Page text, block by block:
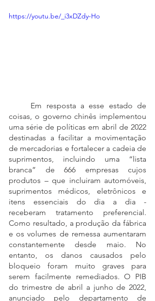
https://youtu.be/_i3xDZdy-Ho
coisas, o governo chinês implementou
uma série de políticas em abril de 2022
destinadas a facilitar a movimentação
de mercadorias e fortalecer a cadeia de
suprimentos, incluindo uma “lista
branca” de 666 empresas cujos
produtos – que incluiram automóveis,
suprimentos médicos, eletrônicos e
itens essenciais do dia a dia -
receberam tratamento preferencial.
Como resultado, a produção da fábrica
e os volumes de remessa aumentaram
constantemente desde maio. No
entanto, os danos causados pelo
bloqueio foram muito graves para
serem facilmente remediados. O PIB
do trimestre de abril a junho de 2022,
anunciado pelo departamento de